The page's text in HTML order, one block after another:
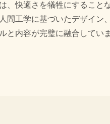
は、快適さを犠牲にすること
人間工学に基づいたデザイン
ルと内容が完璧に融合していま